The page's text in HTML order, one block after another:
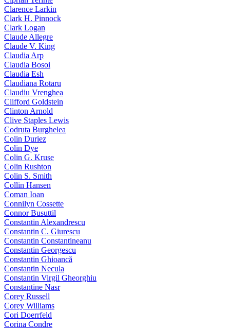
Clarence Larkin
Clark H. Pinnock
Clark Logan
Claude Allegre
Claude V. King
Claudia Arp
Claudia Bosoi
Claudia Esh
Claudiana Rotaru
Claudiu Vrenghea
Clifford Goldstein
Clinton Arnold
Clive Staples Lewis
Codruța Burghelea
Colin Duriez
Colin Dye
Colin G. Kruse
Colin Rushton
Colin S. Smith
Collin Hansen
Coman Ioan
Connilyn Cossette
Connor Busuttil
Constantin Alexandrescu
Constantin C. Giurescu
Constantin Constantineanu
Constantin Georgescu
Constantin Ghioancă
Constantin Necula
Constantin Virgil Gheorghiu
Constantine Nasr
Corey Russell
Corey Williams
Cori Doerrfeld
Corina Condre